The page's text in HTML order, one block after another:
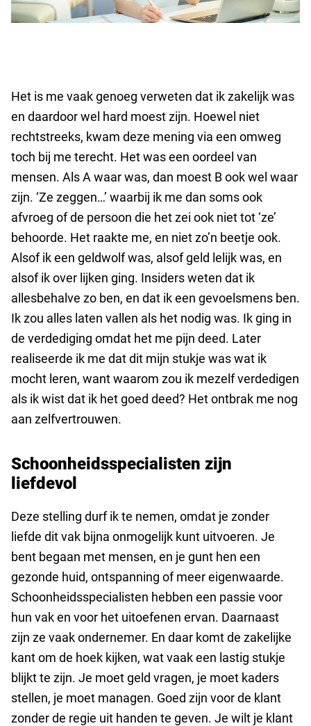
Het is me vaak genoeg verweten dat ik zakelijk was
en daardoor wel hard moest zijn. Hoewel niet
rechtstreeks, kwam deze mening via een omweg
toch bij me terecht. Het was een oordeel van
mensen. Als A waar was, dan moest B ook wel waar
zijn. ‘Ze zeggen…’ waarbij ik me dan soms ook
afvroeg of de persoon die het zei ook niet tot ‘ze’
behoorde. Het raakte me, en niet zo’n beetje ook.
Alsof ik een geldwolf was, alsof geld lelijk was, en
alsof ik over lijken ging. Insiders weten dat ik
allesbehalve zo ben, en dat ik een gevoelsmens ben.
Ik zou alles laten vallen als het nodig was. Ik ging in
de verdediging omdat het me pijn deed. Later
realiseerde ik me dat dit mijn stukje was wat ik
mocht leren, want waarom zou ik mezelf verdedigen
als ik wist dat ik het goed deed? Het ontbrak me nog
aan zelfvertrouwen.
Schoonheidsspecialisten zijn
liefdevol
Deze stelling durf ik te nemen, omdat je zonder
liefde dit vak bijna onmogelijk kunt uitvoeren. Je
bent begaan met mensen, en je gunt hen een
gezonde huid, ontspanning of meer eigenwaarde.
Schoonheidsspecialisten hebben een passie voor
hun vak en voor het uitoefenen ervan. Daarnaast
zijn ze vaak ondernemer. En daar komt de zakelijke
kant om de hoek kijken, wat vaak een lastig stukje
blijkt te zijn. Je moet geld vragen, je moet kaders
stellen, je moet managen. Goed zijn voor de klant
zonder de regie uit handen te geven. Je wilt je klant